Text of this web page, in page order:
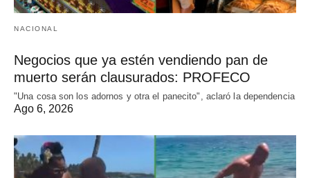
NACIONAL
Negocios que ya estén vendiendo pan de
muerto serán clausurados: PROFECO
"Una cosa son los adornos y otra el panecito", aclaró la dependencia
Ago 6, 2026